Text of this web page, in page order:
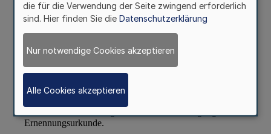
die für die Verwendung der Seite zwingend erforderlich
sind. Hier finden Sie die Datenschutzerklärung
Nur notwendige Cookies akzeptieren
Alle Cookies akzeptieren